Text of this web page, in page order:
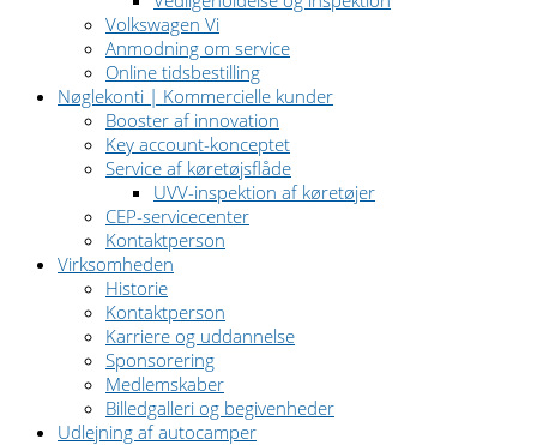
Volkswagen Vi
Anmodning om service
Online tidsbestilling
Nøglekonti | Kommercielle kunder
Booster af innovation
Key account-konceptet
Service af køretøjsflåde
UVV-inspektion af køretøjer
CEP-servicecenter
Kontaktperson
Virksomheden
Historie
Kontaktperson
Karriere og uddannelse
Sponsorering
Medlemskaber
Billedgalleri og begivenheder
Udlejning af autocamper